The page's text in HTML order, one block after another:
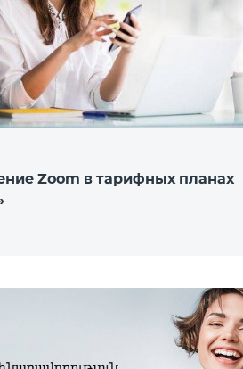
Zoom в тарифных планах